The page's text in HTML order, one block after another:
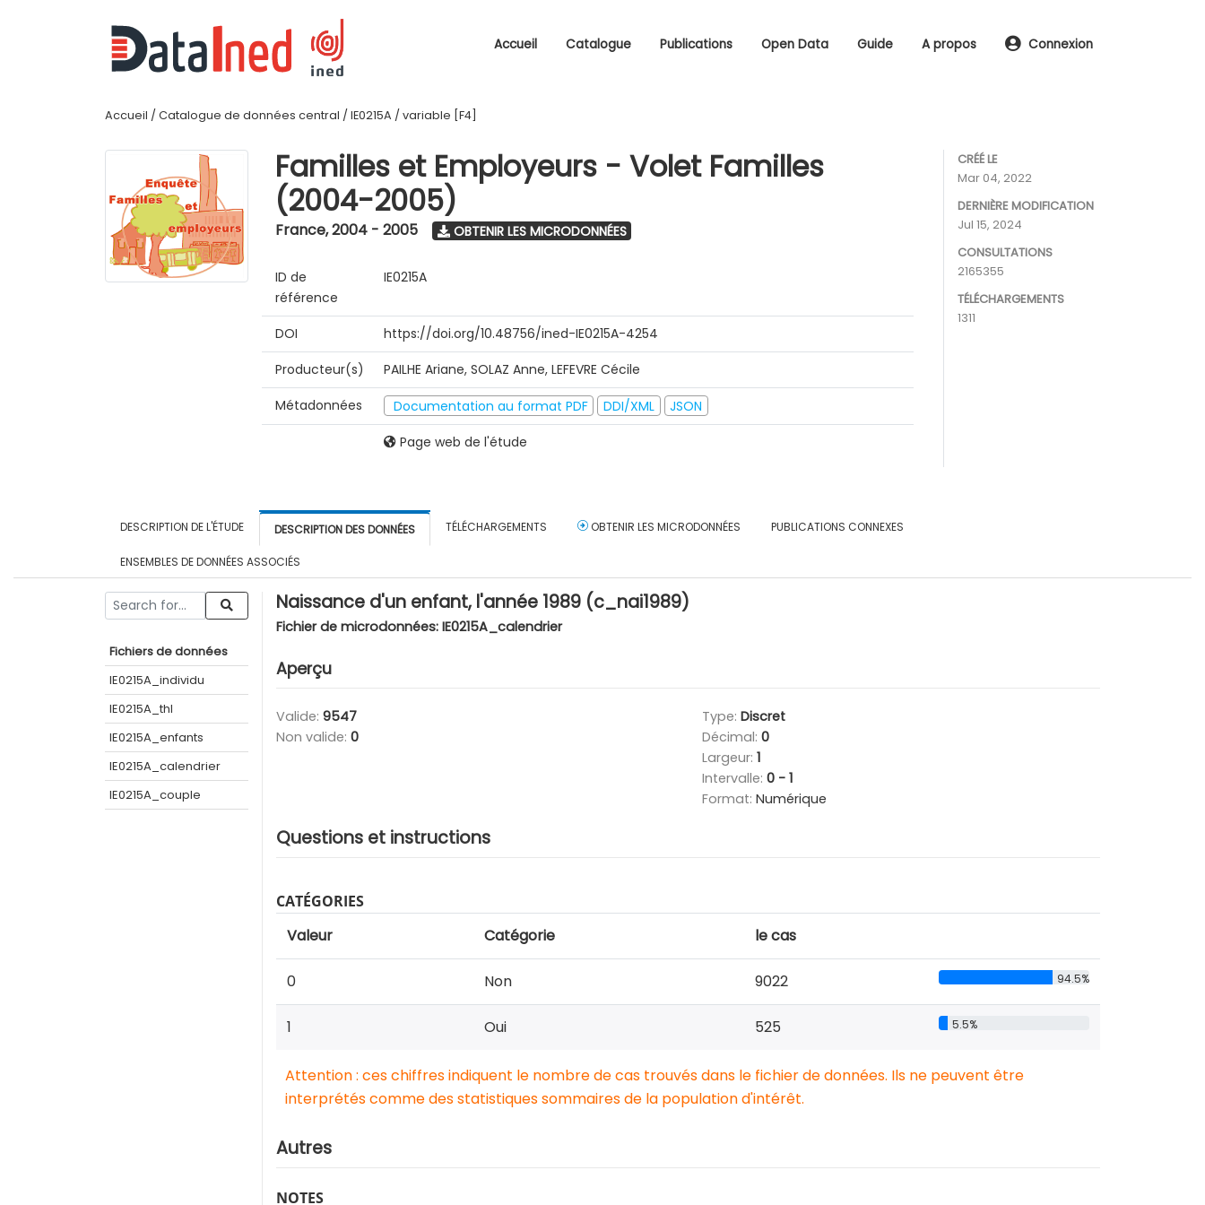
Accueil Catalogue Publications Open Data Guide A propos Connexion
Accueil / Catalogue de données central / IE0215A / variable [F4]
Familles et Employeurs - Volet Familles
(2004-2005)
France,2004 - 2005 OBTENIR LES MICRODONNÉES
ID de
référence
IE0215A
DOI
https://doi.org/10.48756/ined-IE0215A-4254
Producteur(s)
PAILHE Ariane, SOLAZ Anne, LEFEVRE Cécile
Métadonnées
Documentation au format PDF DDI/XML
JSON
Page web de l'étude
CRÉÉ LE
Mar 04, 2022
DERNIÈRE MODIFICATION
Jul 15, 2024
CONSULTATIONS
2165355
TÉLÉCHARGEMENTS
1311
DESCRIPTION DE L'ÉTUDE DESCRIPTION DES DONNÉES TÉLÉCHARGEMENTS OBTENIR LES MICRODONNÉES PUBLICATIONS CONNEXES
ENSEMBLES DE DONNÉES ASSOCIÉS
Fichiers de données
IE0215A_individu
IE0215A_thl
IE0215A_enfants
IE0215A_calendrier
IE0215A_couple
Naissance d'un enfant, l'année 1989 (c_nai1989)
Fichier de microdonnées: IE0215A_calendrier
Aperçu
Valide: 9547
Non valide: 0
Type: Discret
Décimal: 0
Largeur: 1
Intervalle: 0 - 1
Format: Numérique
Questions et instructions
CATÉGORIES
Valeur Catégorie le cas
0 Non 9022 94.5%
1 Oui 525 5.5%
Attention : ces chiffres indiquent le nombre de cas trouvés dans le fichier de données. Ils ne peuvent être
interprétés comme des statistiques sommaires de la population d'intérêt.
Autres
NOTES